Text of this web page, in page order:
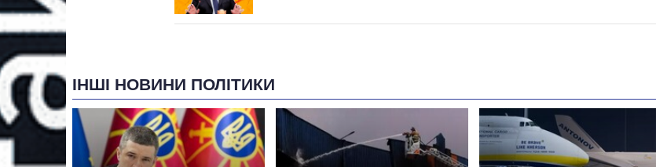
ІНШІ НОВИНИ ПОЛІТИКИ